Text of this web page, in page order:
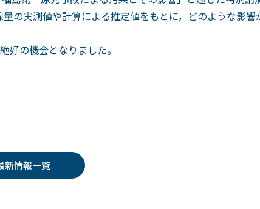
の実測値や計算による推定値をもとに，どのような影響
好の機会となりました。
新情報一覧